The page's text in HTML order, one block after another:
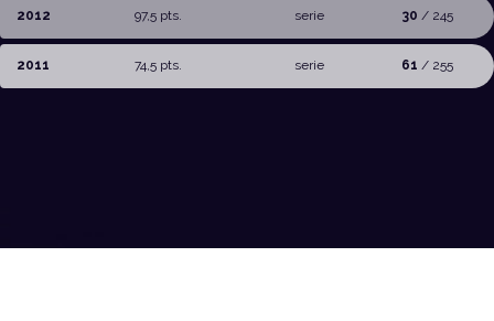
2012 97,5 pts. serie 30 / 245
2011 74,5 pts. serie 61 / 255